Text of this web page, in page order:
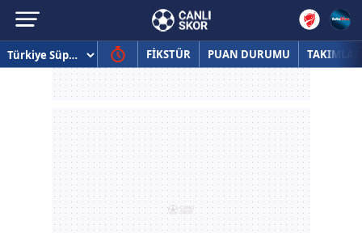
FİKSTÜR PUAN DURUMU TAKIMLAR